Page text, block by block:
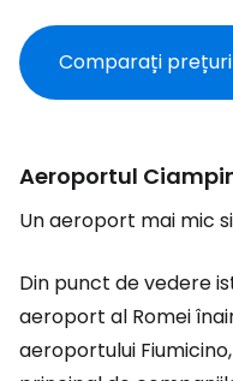
Comparați
Aeroportul
Un aeroport mai mic
Din punct de vedere
aeroport al Romei
aeroportului